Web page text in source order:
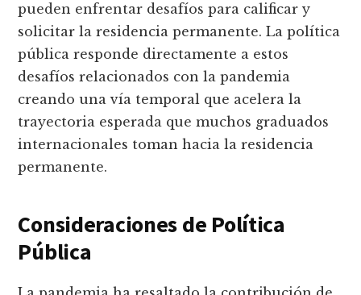
pueden enfrentar desafíos para calificar y
solicitar la residencia permanente. La política
pública responde directamente a estos
desafíos relacionados con la pandemia
creando una vía temporal que acelera la
trayectoria esperada que muchos graduados
internacionales toman hacia la residencia
permanente.
Consideraciones de Política
Pública